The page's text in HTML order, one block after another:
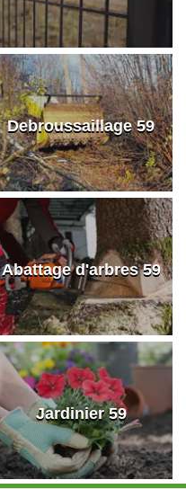
Debroussaillage 59
Abattage d'arbres 59
Jardinier 59